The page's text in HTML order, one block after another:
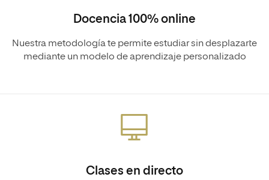
Docencia 100% online
Nuestra metodología te permite estudiar sin desplazarte
mediante un modelo de aprendizaje personalizado
Clases en directo